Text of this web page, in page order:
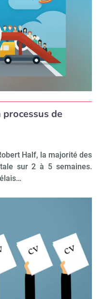
de
Half, la majorité des
sur 2 à 5 semaines.